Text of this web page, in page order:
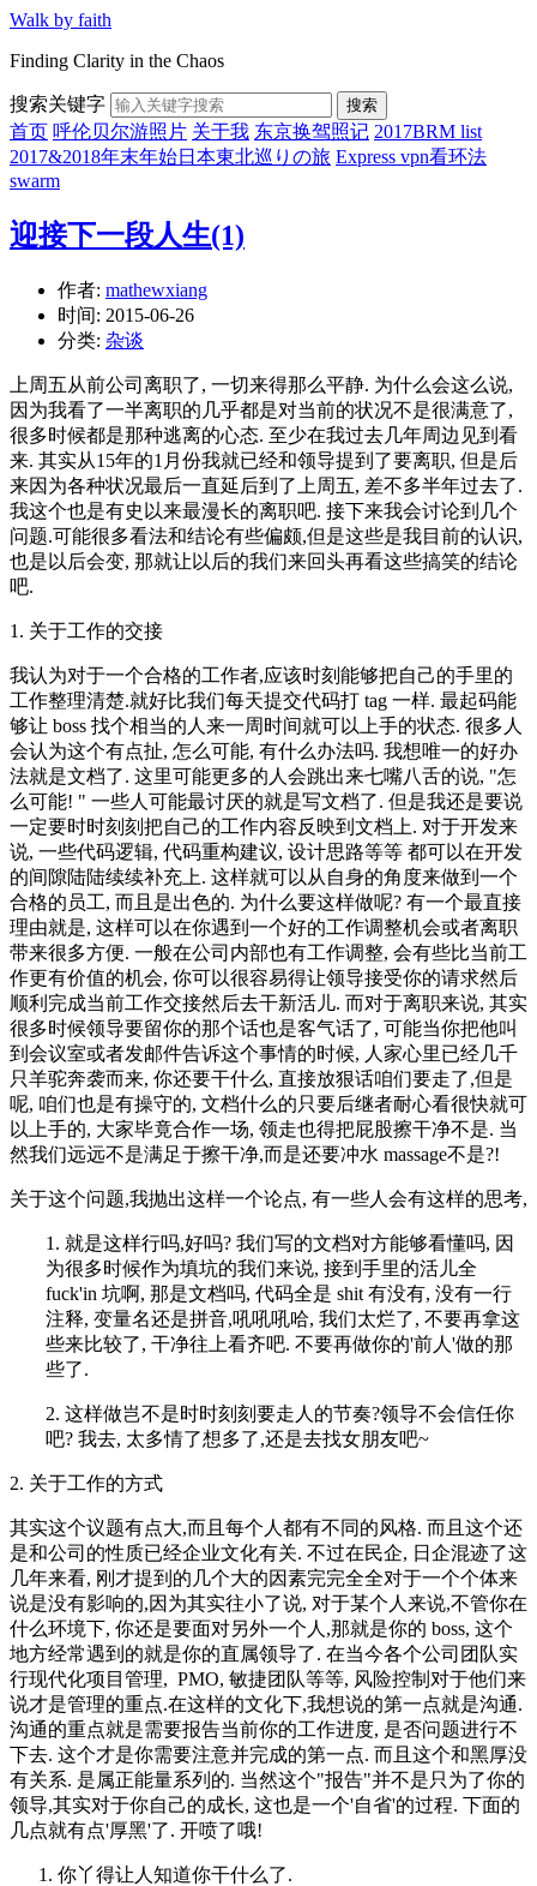
Walk by faith
Finding Clarity in the Chaos
搜索关键字 搜索
首页 呼伦贝尔游照片 关于我 东京换驾照记 2017BRM list
2017&2018年末年始日本東北巡りの旅 Express vpn看环法
swarm
迎接下一段人生(1)
作者: mathewxiang
时间: 2015-06-26
分类: 杂谈
上周五从前公司离职了, 一切来得那么平静. 为什么会这么说,
因为我看了一半离职的几乎都是对当前的状况不是很满意了,
很多时候都是那种逃离的心态. 至少在我过去几年周边见到看
来. 其实从15年的1月份我就已经和领导提到了要离职, 但是后
来因为各种状况最后一直延后到了上周五, 差不多半年过去了.
我这个也是有史以来最漫长的离职吧. 接下来我会讨论到几个
问题.可能很多看法和结论有些偏颇,但是这些是我目前的认识,
也是以后会变, 那就让以后的我们来回头再看这些搞笑的结论
吧.
1. 关于工作的交接
我认为对于一个合格的工作者,应该时刻能够把自己的手里的
工作整理清楚.就好比我们每天提交代码打 tag 一样. 最起码能
够让 boss 找个相当的人来一周时间就可以上手的状态. 很多人
会认为这个有点扯, 怎么可能, 有什么办法吗. 我想唯一的好办
法就是文档了. 这里可能更多的人会跳出来七嘴八舌的说, "怎
么可能! " 一些人可能最讨厌的就是写文档了. 但是我还是要说
一定要时时刻刻把自己的工作内容反映到文档上. 对于开发来
说, 一些代码逻辑, 代码重构建议, 设计思路等等 都可以在开发
的间隙陆陆续续补充上. 这样就可以从自身的角度来做到一个
合格的员工, 而且是出色的. 为什么要这样做呢? 有一个最直接
理由就是, 这样可以在你遇到一个好的工作调整机会或者离职
带来很多方便. 一般在公司内部也有工作调整, 会有些比当前工
作更有价值的机会, 你可以很容易得让领导接受你的请求然后
顺利完成当前工作交接然后去干新活儿. 而对于离职来说, 其实
很多时候领导要留你的那个话也是客气话了, 可能当你把他叫
到会议室或者发邮件告诉这个事情的时候, 人家心里已经几千
只羊驼奔袭而来, 你还要干什么, 直接放狠话咱们要走了,但是
呢, 咱们也是有操守的, 文档什么的只要后继者耐心看很快就可
以上手的, 大家毕竟合作一场, 领走也得把屁股擦干净不是. 当
然我们远远不是满足于擦干净,而是还要冲水 massage不是?!
关于这个问题,我抛出这样一个论点, 有一些人会有这样的思考,
1. 就是这样行吗,好吗? 我们写的文档对方能够看懂吗, 因
为很多时候作为填坑的我们来说, 接到手里的活儿全
fuck'in 坑啊, 那是文档吗, 代码全是 shit 有没有, 没有一行
注释, 变量名还是拼音,吼吼吼哈, 我们太烂了, 不要再拿这
些来比较了, 干净往上看齐吧. 不要再做你的'前人'做的那
些了.
2. 这样做岂不是时时刻刻要走人的节奏?领导不会信任你
吧? 我去, 太多情了想多了,还是去找女朋友吧~
2. 关于工作的方式
其实这个议题有点大,而且每个人都有不同的风格. 而且这个还
是和公司的性质已经企业文化有关. 不过在民企, 日企混迹了这
几年来看, 刚才提到的几个大的因素完完全全对于一个个体来
说是没有影响的,因为其实往小了说, 对于某个人来说,不管你在
什么环境下, 你还是要面对另外一个人,那就是你的 boss, 这个
地方经常遇到的就是你的直属领导了. 在当今各个公司团队实
行现代化项目管理, PMO, 敏捷团队等等, 风险控制对于他们来
说才是管理的重点.在这样的文化下,我想说的第一点就是沟通.
沟通的重点就是需要报告当前你的工作进度, 是否问题进行不
下去. 这个才是你需要注意并完成的第一点. 而且这个和黑厚没
有关系. 是属正能量系列的. 当然这个"报告"并不是只为了你的
领导,其实对于你自己的成长, 这也是一个'自省'的过程. 下面的
几点就有点'厚黑'了. 开喷了哦!
你丫得让人知道你干什么了.